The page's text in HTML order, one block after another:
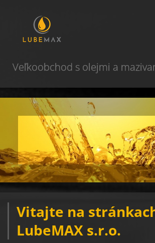
Veľkoobchod s olejmi a
Vitajte na
LubeMAX s.r.o.